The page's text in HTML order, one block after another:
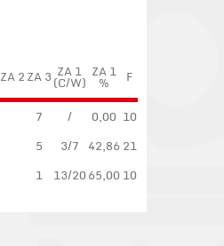
ZA 2ZA 3 ZA 1
(C/W)
ZA 1
% F
7 / 0,00 10
5 3/7 42,86 21
1 13/2065,00 10